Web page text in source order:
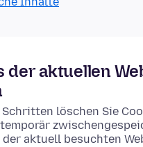
der aktuellen
löschen Sie
der aktuell besuchten